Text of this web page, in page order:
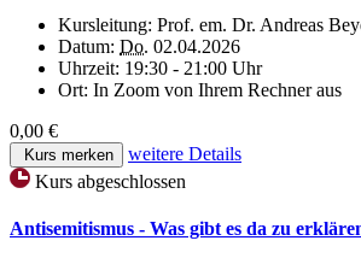
Kursleitung: Prof. em. Dr. Andreas
Datum: Do. 02.04.2026
Uhrzeit: 19:30 - 21:00 Uhr
Ort: In Zoom von Ihrem Rechner aus
0,00 €
Kurs merken
weitere Details
Kurs abgeschlossen
Antisemitismus - Was gibt es da zu